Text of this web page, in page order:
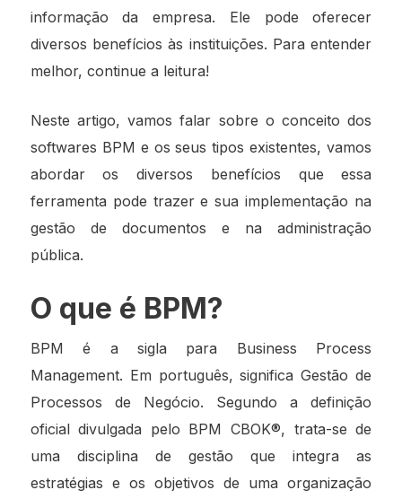
informação da empresa. Ele pode oferecer
diversos benefícios às instituições. Para entender
melhor, continue a leitura!
Neste artigo, vamos falar sobre o conceito dos
softwares BPM e os seus tipos existentes, vamos
abordar os diversos benefícios que essa
ferramenta pode trazer e sua implementação na
gestão de documentos e na administração
pública.
O que é BPM?
BPM é a sigla para Business Process
Management. Em português, significa Gestão de
Processos de Negócio. Segundo a definição
oficial divulgada pelo BPM CBOK®, trata-se de
uma disciplina de gestão que integra as
estratégias e os objetivos de uma organização